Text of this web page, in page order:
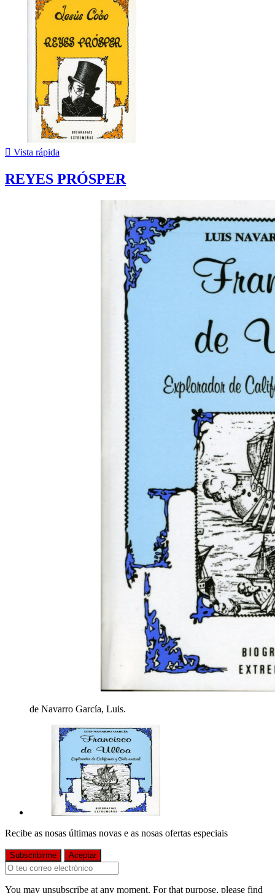
 Vista rápida
REYES PRÓSPER
de Navarro García, Luis.
Recibe as nosas últimas novas e as nosas ofertas especiais
You may unsubscribe at any moment. For that purpose, please find